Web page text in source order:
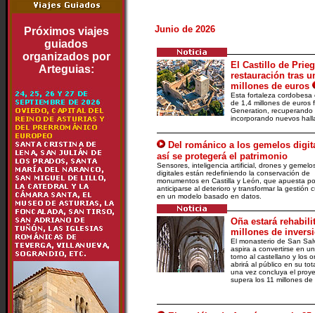
Próximos viajes
guiados
organizados por
Arteguias:
Junio de 2026
El Castillo de
restauración tras
millones de euros
Esta fortaleza cordobesa
de 1,4 millones de euros
Generation, recuperando
incorporando nuevos
Del románico a los gemelos
así se protegerá el patrimonio
Sensores, inteligencia artificial, drones y
digitales están redefiniendo la conservación de
monumentos en Castilla y León, que apuesta
anticiparse al deterioro y transformar la gestión
en un modelo basado en datos.
Oña estará
millones de
El monasterio de San
aspira a convertirse en
torno al castellano y los
abrirá al público en su
una vez concluya el
supera los 11 millones de